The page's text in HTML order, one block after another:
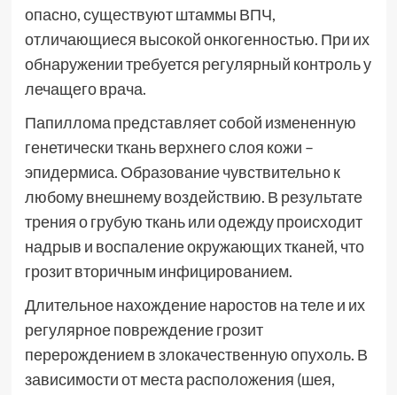
опасно, существуют штаммы ВПЧ,
отличающиеся высокой онкогенностью. При их
обнаружении требуется регулярный контроль у
лечащего врача.
Папиллома представляет собой измененную
генетически ткань верхнего слоя кожи –
эпидермиса. Образование чувствительно к
любому внешнему воздействию. В результате
трения о грубую ткань или одежду происходит
надрыв и воспаление окружающих тканей, что
грозит вторичным инфицированием.
Длительное нахождение наростов на теле и их
регулярное повреждение грозит
перерождением в злокачественную опухоль. В
зависимости от места расположения (шея,